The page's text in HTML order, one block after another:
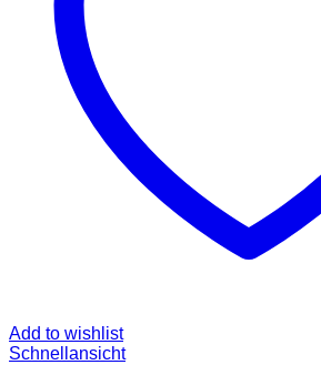
Add to wishlist
Schnellansicht